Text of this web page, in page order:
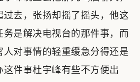
去，张扬却摇了摇头，他这
务是解决电视台的那件事，而
人对事情的轻重缓急分得还是
件事杜宇峰有些不方便出